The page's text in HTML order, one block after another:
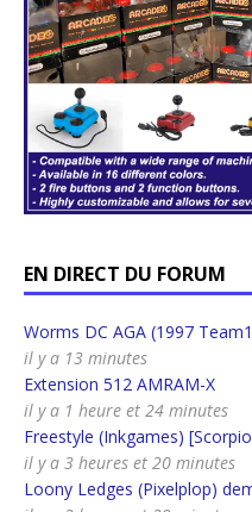
EN DIRECT DU FORUM
Worms DC AGA (1997
il y a 13 minutes
Extension 512 AMRAM-X
il y a 1 heure et 24 minutes
Freestyle (Inkgames)
il y a 3 heures et 20 minutes
Loony Ledges (Pixelplop)